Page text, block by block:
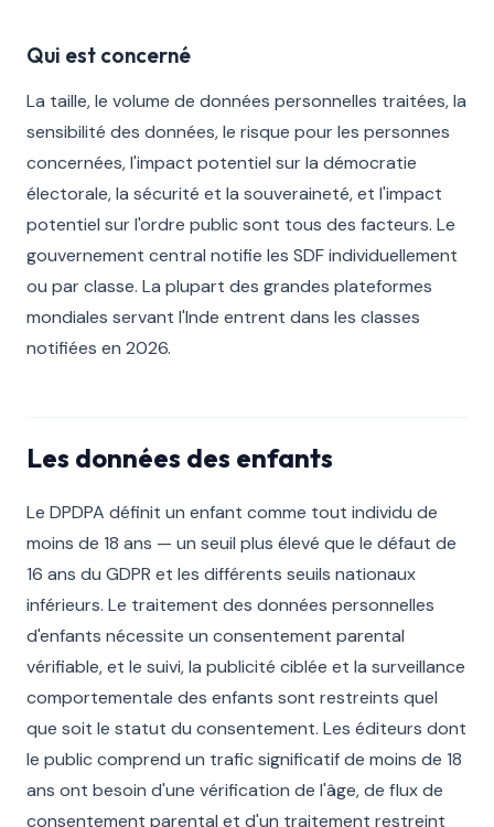
Qui est concerné
La taille, le volume de données personnelles traitées, la
sensibilité des données, le risque pour les personnes
concernées, l'impact potentiel sur la démocratie
électorale, la sécurité et la souveraineté, et l'impact
potentiel sur l'ordre public sont tous des facteurs. Le
gouvernement central notifie les SDF individuellement
ou par classe. La plupart des grandes plateformes
mondiales servant l'Inde entrent dans les classes
notifiées en 2026.
Les données des enfants
Le DPDPA définit un enfant comme tout individu de
moins de 18 ans — un seuil plus élevé que le défaut de
16 ans du GDPR et les différents seuils nationaux
inférieurs. Le traitement des données personnelles
d'enfants nécessite un consentement parental
vérifiable, et le suivi, la publicité ciblée et la surveillance
comportementale des enfants sont restreints quel
que soit le statut du consentement. Les éditeurs dont
le public comprend un trafic significatif de moins de 18
ans ont besoin d'une vérification de l'âge, de flux de
consentement parental et d'un traitement restreint